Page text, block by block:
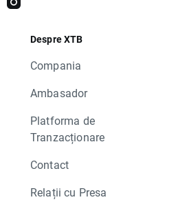
Despre XTB
Compania
Ambasador
Platforma de
Tranzacționare
Contact
Relații cu Presa